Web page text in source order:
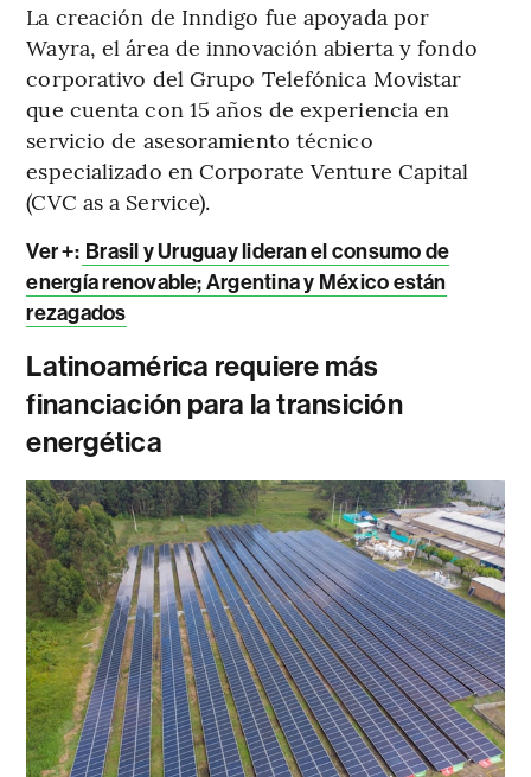
La creación de Inndigo fue apoyada por
Wayra, el área de innovación abierta y fondo
corporativo del Grupo Telefónica Movistar
que cuenta con 15 años de experiencia en
servicio de asesoramiento técnico
especializado en Corporate Venture Capital
(CVC as a Service).
Ver +: Brasil y Uruguay lideran el consumo de
energía renovable; Argentina y México están
rezagados
Latinoamérica requiere más
financiación para la transición
energética